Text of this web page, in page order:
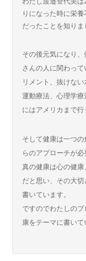
りになった時に栄
だったことを知りま
その後元気になり
さんの人に関わっ
リメント、抜けない
運動療法、心理学
にはアメリカまで行
そして健康は一つ
らのアプローチが必
真の健康は心の健
だと思い、その大
書いています。
ですのでわたしの
康をテーマに書いて